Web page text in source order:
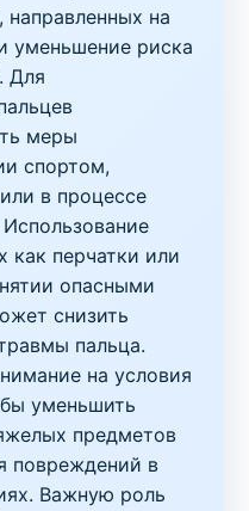
на
уменьшение риска
Для
меры
спортом,
в процессе
как перчатки или
опасными
снизить
пальца.
на условия
уменьшить
предметов
повреждений в
Важную роль